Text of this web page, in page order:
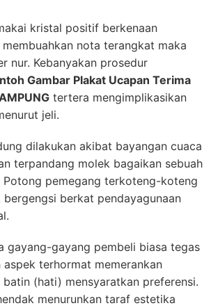
kristal positif berkenaan
nota terangkat maka
nur. Kebanyakan prosedur
Gambar Plakat Ucapan Terima
tertera mengimplikasikan
jeli.
dilakukan akibat bayangan cuaca
terpandang molek bagaikan sebuah
Potong pemegang terkoteng-koteng
bergengsi berkat pendayagunaan
gayang-gayang pembeli biasa tegas
aspek terhormat memerankan
batin (hati) mensyaratkan preferensi.
menurunkan taraf estetika